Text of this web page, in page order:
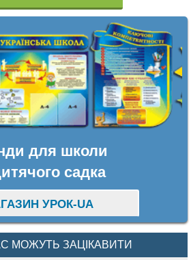
для школи
садка
УРОК-UA
МОЖУТЬ ЗАЦІКАВИТИ